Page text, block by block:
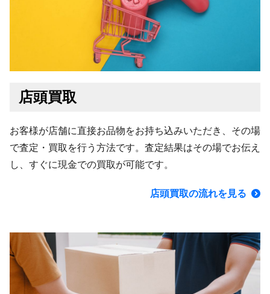
店頭買取
お客様が店舗に直接お品物をお持ち込みいただき、その場
で査定・買取を行う方法です。査定結果はその場でお伝え
し、すぐに現金での買取が可能です。
店頭買取の流れを見る